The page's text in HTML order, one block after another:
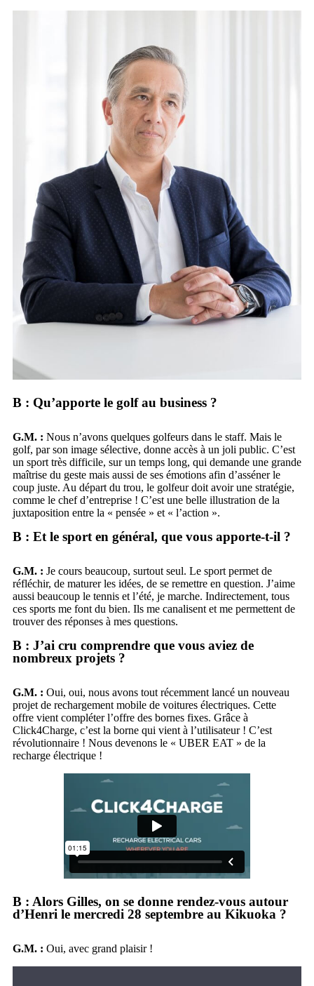
B : Qu’apporte le golf au business ?
G.M. : Nous n’avons quelques golfeurs dans le staff. Mais le
golf, par son image sélective, donne accès à un joli public. C’est
un sport très difficile, sur un temps long, qui demande une grande
maîtrise du geste mais aussi de ses émotions afin d’asséner le
coup juste. Au départ du trou, le golfeur doit avoir une stratégie,
comme le chef d’entreprise ! C’est une belle illustration de la
juxtaposition entre la « pensée » et « l’action ».
B : Et le sport en général, que vous apporte-t-il ?
G.M. : Je cours beaucoup, surtout seul. Le sport permet de
réfléchir, de maturer les idées, de se remettre en question. J’aime
aussi beaucoup le tennis et l’été, je marche. Indirectement, tous
ces sports me font du bien. Ils me canalisent et me permettent de
trouver des réponses à mes questions.
B : J’ai cru comprendre que vous aviez de
nombreux projets ?
G.M. : Oui, oui, nous avons tout récemment lancé un nouveau
projet de rechargement mobile de voitures électriques. Cette
offre vient compléter l’offre des bornes fixes. Grâce à
Click4Charge, c’est la borne qui vient à l’utilisateur ! C’est
révolutionnaire ! Nous devenons le « UBER EAT » de la
recharge électrique !
B : Alors Gilles, on se donne rendez-vous autour
d’Henri le mercredi 28 septembre au Kikuoka ?
G.M. : Oui, avec grand plaisir !